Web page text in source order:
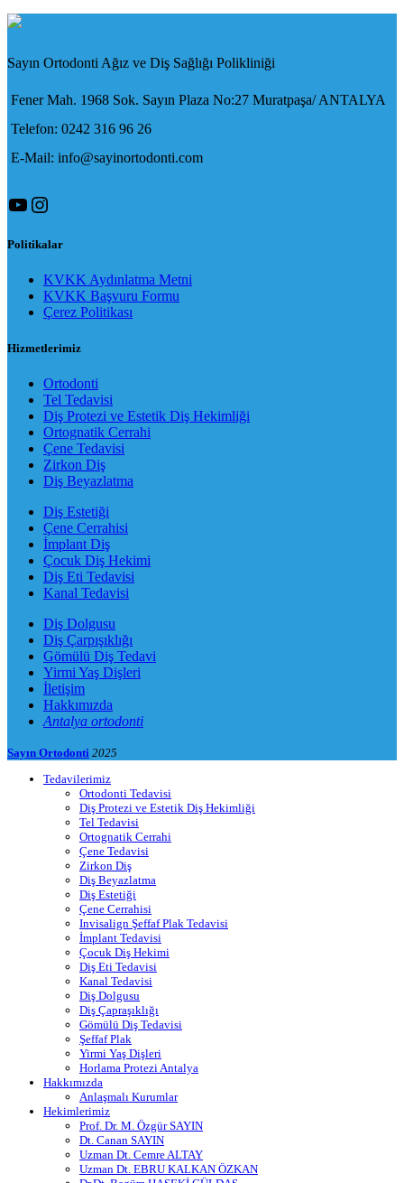
Sayın Ortodonti Ağız ve Diş Sağlığı Polikliniği
Fener Mah. 1968 Sok. Sayın Plaza No:27 Muratpaşa/ ANTALYA
Telefon: 0242 316 96 26
E-Mail: info@sayinortodonti.com
YouTube
Instagram
Politikalar
KVKK Aydınlatma Metni
KVKK Başvuru Formu
Çerez Politikası
Hizmetlerimiz
Ortodonti
Tel Tedavisi
Diş Protezi ve Estetik Diş Hekimliği
Ortognatik Cerrahi
Çene Tedavisi
Zirkon Diş
Diş Beyazlatma
Diş Estetiği
Çene Cerrahisi
İmplant Diş
Çocuk Diş Hekimi
Diş Eti Tedavisi
Kanal Tedavisi
Diş Dolgusu
Diş Çarpışıklığı
Gömülü Diş Tedavi
Yirmi Yaş Dişleri
İletişim
Hakkımızda
Antalya ortodonti
Sayın Ortodonti 2025
Tedavilerimiz
Ortodonti Tedavisi
Diş Protezi ve Estetik Diş Hekimliği
Tel Tedavisi
Ortognatik Cerrahi
Çene Tedavisi
Zirkon Diş
Diş Beyazlatma
Diş Estetiği
Çene Cerrahisi
Invisalign Şeffaf Plak Tedavisi
İmplant Tedavisi
Çocuk Diş Hekimi
Diş Eti Tedavisi
Kanal Tedavisi
Diş Dolgusu
Diş Çapraşıklığı
Gömülü Diş Tedavisi
Şeffaf Plak
Yirmi Yaş Dişleri
Horlama Protezi Antalya
Hakkımızda
Anlaşmalı Kurumlar
Hekimlerimiz
Prof. Dr. M. Özgür SAYIN
Dt. Canan SAYIN
Uzman Dt. Cemre ALTAY
Uzman Dt. EBRU KALKAN ÖZKAN